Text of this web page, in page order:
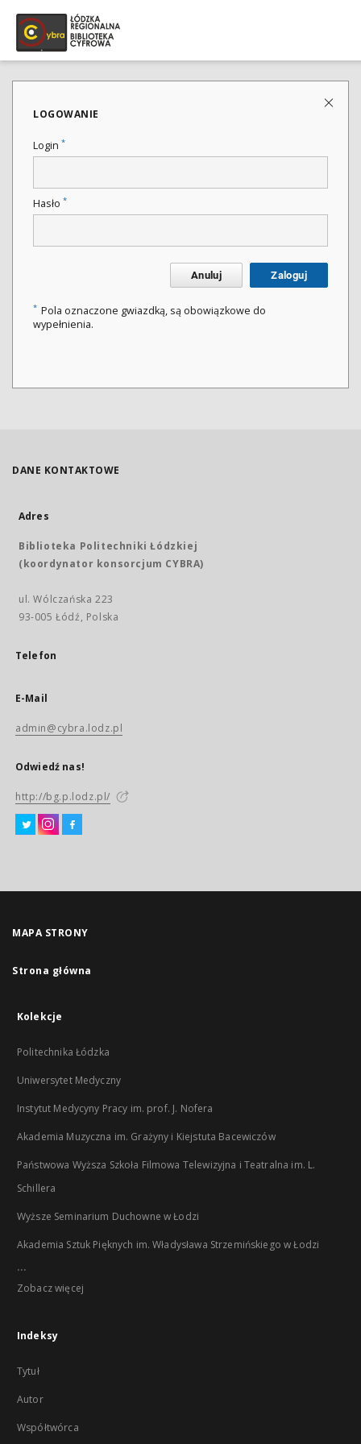
LOGOWANIE
Login *
Hasło *
Anuluj Zaloguj
* Pola oznaczone gwiazdką, są obowiązkowe do
wypełnienia.
DANE KONTAKTOWE
Adres
Biblioteka Politechniki Łódzkiej
(koordynator konsorcjum CYBRA)
ul. Wólczańska 223
93-005 Łódź, Polska
Telefon
E-Mail
admin@cybra.lodz.pl
Odwiedź nas!
http://bg.p.lodz.pl/
MAPA STRONY
Strona główna
Kolekcje
Politechnika Łódzka
Uniwersytet Medyczny
Instytut Medycyny Pracy im. prof. J. Nofera
Akademia Muzyczna im. Grażyny i Kiejstuta Bacewiczów
Państwowa Wyższa Szkoła Filmowa Telewizyjna i Teatralna im. L.
Schillera
Wyższe Seminarium Duchowne w Łodzi
Akademia Sztuk Pięknych im. Władysława Strzemińskiego w Łodzi
...
Zobacz więcej
Indeksy
Tytuł
Autor
Współtwórca